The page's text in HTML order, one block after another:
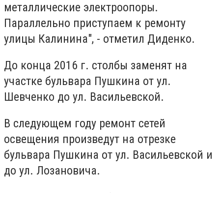
металлические электроопоры.
Параллельно приступаем к ремонту
улицы Калинина", - отметил Диденко.
До конца 2016 г. столбы заменят на
участке бульвара Пушкина от ул.
Шевченко до ул. Васильевской.
В следующем году ремонт сетей
освещения произведут на отрезке
бульвара Пушкина от ул. Васильевской и
до ул. Лозановича.